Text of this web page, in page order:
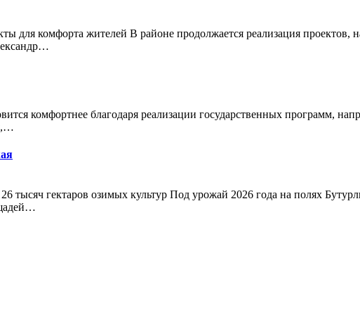
для комфорта жителей В районе продолжается реализация
комфортнее благодаря реализации государственных программ,
тысяч гектаров озимых культур Под урожай 2026 года на полях